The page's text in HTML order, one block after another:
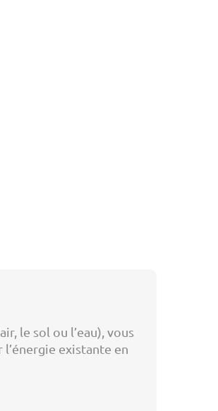
le sol ou l’eau), vous
existante en